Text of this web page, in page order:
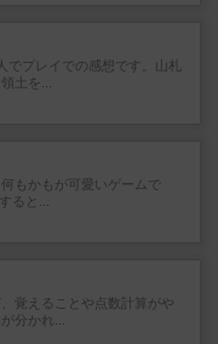
でプレイでの感想です。山札
土を...
もかもが可愛いゲームで
ると...
覚えることや点数計算がや
分かれ...